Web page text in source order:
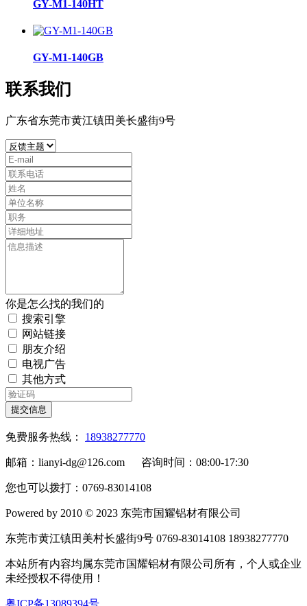
GY-M1-140HT
GY-M1-140GB
联系我们
广东省东莞市黄江镇田美长盛街9号
你是怎么找的我们的
搜索引擎
网站链接
朋友介绍
电视广告
其他方式
提交信息
免费服务热线： 18938277770
邮箱：lianyi-dg@126.com 咨询时间：08:00-17:30
您也可以拨打：0769-83014108
Powered by 2010 © 2023 东莞市国耀铝材有限公司
东莞市黄江镇田美村长盛街9号 0769-83014108 18938277770
本站所有内容均属东莞市国耀铝材有限公司所有，个人或企业
未经授权不得使用！